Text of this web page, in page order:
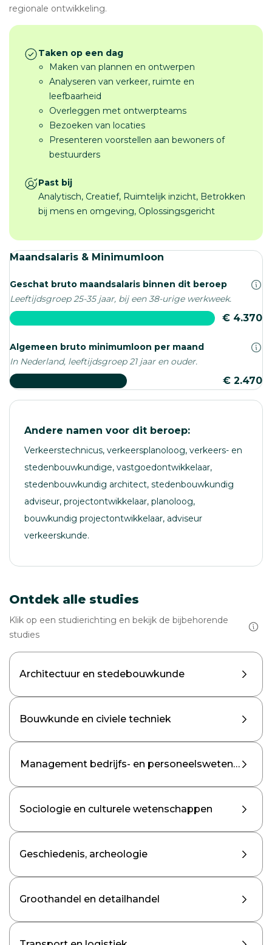
regionale ontwikkeling.
Taken op een dag
Maken van plannen en ontwerpen
Analyseren van verkeer, ruimte en
leefbaarheid
Overleggen met ontwerpteams
Bezoeken van locaties
Presenteren voorstellen aan bewoners of
bestuurders
Past bij
Analytisch, Creatief, Ruimtelijk inzicht, Betrokken
bij mens en omgeving, Oplossingsgericht
Maandsalaris & Minimumloon
Geschat bruto maandsalaris binnen dit beroep
Leeftijdsgroep 25-35 jaar, bij een 38-urige werkweek.
€ 4.370
Algemeen bruto minimumloon per maand
In Nederland, leeftijdsgroep 21 jaar en ouder.
€ 2.470
Andere namen voor dit beroep:
Verkeerstechnicus, verkeersplanoloog, verkeers- en
stedenbouwkundige, vastgoedontwikkelaar,
stedenbouwkundig architect, stedenbouwkundig
adviseur, projectontwikkelaar, planoloog,
bouwkundig projectontwikkelaar, adviseur
verkeerskunde.
Ontdek alle studies
Klik op een studierichting en bekijk de bijbehorende
studies
Architectuur en stedebouwkunde
Bouwkunde en civiele techniek
Management bedrijfs- en
Sociologie en culturele wetenschappen
Geschiedenis, archeologie
Groothandel en detailhandel